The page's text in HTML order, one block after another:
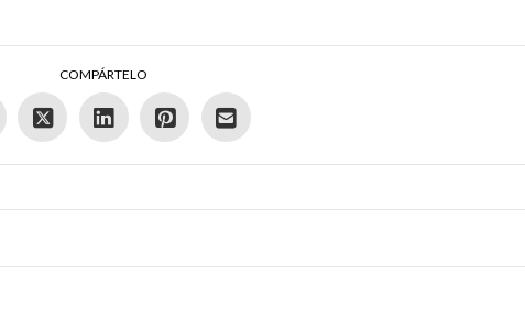
COMPÁRTELO